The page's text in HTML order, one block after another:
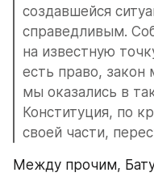
создавшейся
справедливым.
на известную
есть право,
мы оказались в
Конституция, по
своей части,
Между прочим,